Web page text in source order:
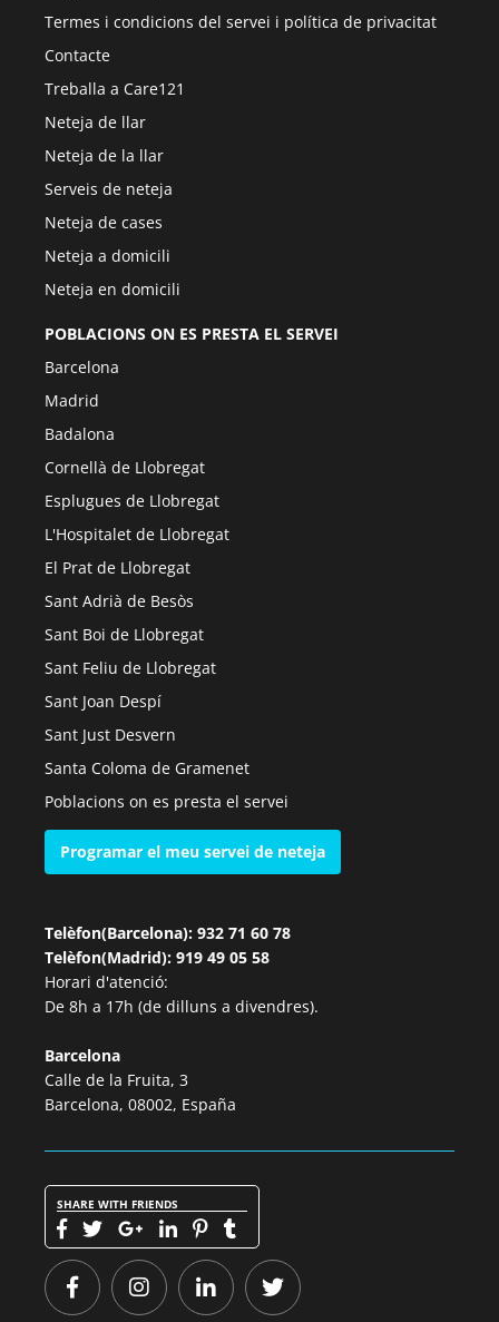
Termes i condicions del servei i política de privacitat
Contacte
Treballa a Care121
Neteja de llar
Neteja de la llar
Serveis de neteja
Neteja de cases
Neteja a domicili
Neteja en domicili
POBLACIONS ON ES PRESTA EL SERVEI
Barcelona
Madrid
Badalona
Cornellà de Llobregat
Esplugues de Llobregat
L'Hospitalet de Llobregat
El Prat de Llobregat
Sant Adrià de Besòs
Sant Boi de Llobregat
Sant Feliu de Llobregat
Sant Joan Despí
Sant Just Desvern
Santa Coloma de Gramenet
Poblacions on es presta el servei
Programar el meu servei de neteja
Telèfon(Barcelona): 932 71 60 78
Telèfon(Madrid): 919 49 05 58
Horari d'atenció:
De 8h a 17h (de dilluns a divendres).
Barcelona
Calle de la Fruita, 3
Barcelona, 08002, España
SHARE WITH FRIENDS